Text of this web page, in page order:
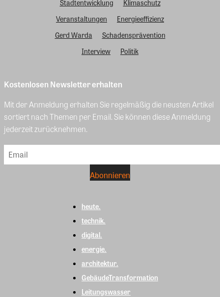
Stadtentwicklung
Klimaschutz
Veranstaltungen
Energieeffizienz
Gerd Warda
Schadensprävention
Interview
Politik
Kostenlosen Newsletter erhalten
Mit der Anmeldung erhalten Sie regelmäßig die neusten Artikel
sortiert nach Themen per Email. Sie können diese Anmeldung
jederzeit zurücknehmen.
heute.
technik.
digital.
energie.
architektur.
GebäudeTransformation
Leitungswasser